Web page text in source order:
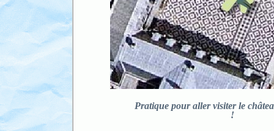
Pratique pour aller visiter le
!